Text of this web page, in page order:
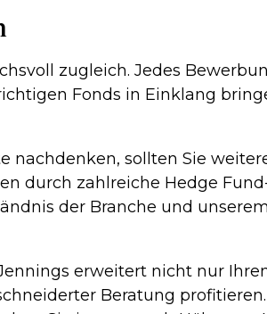
zugleich. Jedes
Fonds in Einklang
sollten Sie
durch zahlreiche Hedge
der Branche und
erweitert nicht nur
Beratung